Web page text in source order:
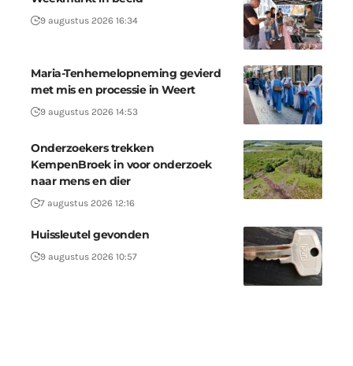
9 augustus 2026 16:34
Maria-Tenhemelopneming gevierd
met mis en processie in Weert
9 augustus 2026 14:53
Onderzoekers trekken
KempenBroek in voor onderzoek
naar mens en dier
7 augustus 2026 12:16
Huissleutel gevonden
9 augustus 2026 10:57